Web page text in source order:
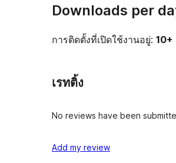
Downloads per
การติดตั้งที่เปิดใช้งานอยู่: 10+
เรทติ้ง
No reviews have been
Add my review